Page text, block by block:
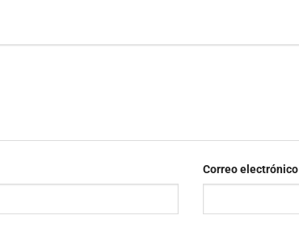
Correo electrónico